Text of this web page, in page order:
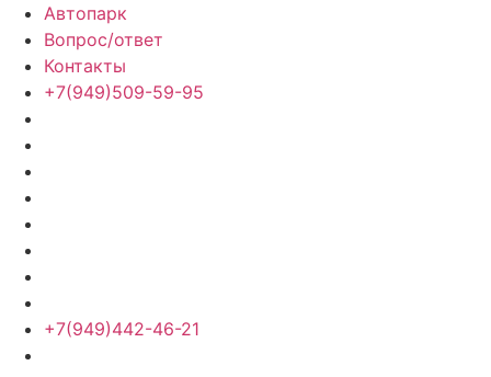
Автопарк
Вопрос/ответ
Контакты
+7(949)509-59-95
+7(949)442-46-21